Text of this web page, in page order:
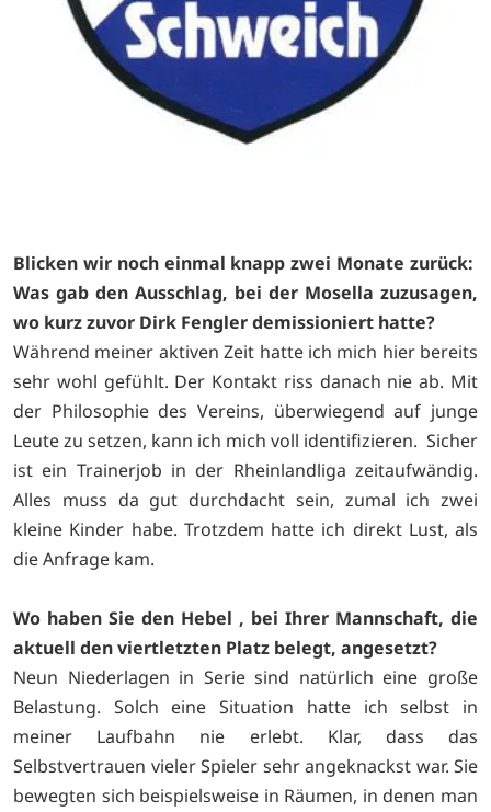
Blicken wir noch einmal knapp zwei Monate zurück:
Was gab den Ausschlag, bei der Mosella zuzusagen,
wo kurz zuvor Dirk Fengler demissioniert hatte?
Während meiner aktiven Zeit hatte ich mich hier bereits
sehr wohl gefühlt. Der Kontakt riss danach nie ab. Mit
der Philosophie des Vereins, überwiegend auf junge
Leute zu setzen, kann ich mich voll identifizieren. Sicher
ist ein Trainerjob in der Rheinlandliga zeitaufwändig.
Alles muss da gut durchdacht sein, zumal ich zwei
kleine Kinder habe. Trotzdem hatte ich direkt Lust, als
die Anfrage kam.
Wo haben Sie den Hebel , bei Ihrer Mannschaft, die
aktuell den viertletzten Platz belegt, angesetzt?
Neun Niederlagen in Serie sind natürlich eine große
Belastung. Solch eine Situation hatte ich selbst in
meiner Laufbahn nie erlebt. Klar, dass das
Selbstvertrauen vieler Spieler sehr angeknackst war. Sie
bewegten sich beispielsweise in Räumen, in denen man